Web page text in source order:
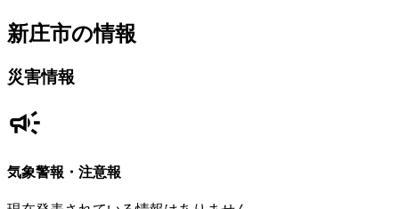
新庄市の情報
災害情報
気象警報・注意報